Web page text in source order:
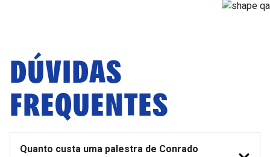
DÚVIDAS
FREQUENTES
Quanto custa uma palestra de Conrado